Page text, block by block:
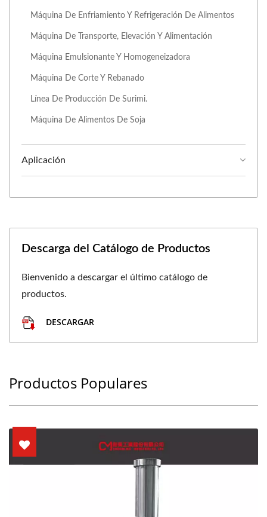
Máquina De Enfriamiento Y Refrigeración De Alimentos
Máquina De Transporte, Elevación Y Alimentación
Máquina Emulsionante Y Homogeneizadora
Máquina De Corte Y Rebanado
Línea De Producción De Surimi.
Máquina De Alimentos De Soja
Aplicación
Descarga del Catálogo de Productos
Bienvenido a descargar el último catálogo de
productos.
DESCARGAR
Productos Populares